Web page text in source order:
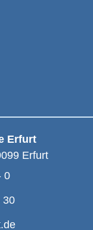
Erfurt
Erfurt
0
30